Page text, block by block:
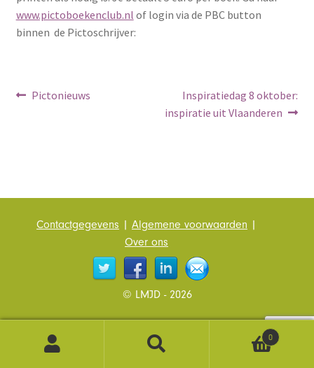
Trijntje de Wit
Nieuws
Contact
www.pictoboekenclub.nl of login via de PBC button
binnen de Pictoschrijver:
Bericht
Vorig
Pictonieuws
Volgend
bericht:
Inspiratiedag 8 oktober:
inspiratie uit Vlaanderen
Contactgegevens | Algemene voorwaarden |
Over ons
© LMJD - 2026
0